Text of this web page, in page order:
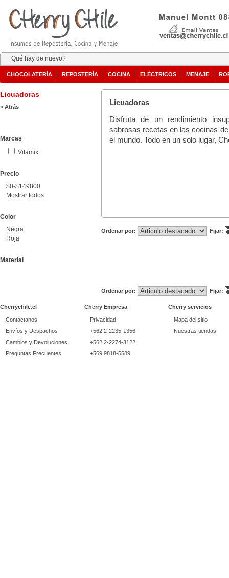
Qué hay de nuevo?
CHOCOLATERÍA REPOSTERÍA COCINA ELÉCTRICOS MENAJE
Licuadoras
« Atrás
Marcas
Vitamix
Precio
$0-$149800
Mostrar todos
Color
Negra
Roja
Material
Licuadoras
Disfruta de un rendimiento
sabrosas recetas en las cocinas
el mundo. Todo en un solo lugar,
Ordenar por: Fijar:
Ordenar por: Fijar:
Cherrychile.cl
Contactanos
Envíos y Despachos
Cambios y Devoluciones
Preguntas Frecuentes
Cherry Empresa
Privacidad
+562 2-2235-1356
+562 2-2274-3122
+569 9818-5589
Cherry servicios
Mapa del sitio
Nuestras tiendas